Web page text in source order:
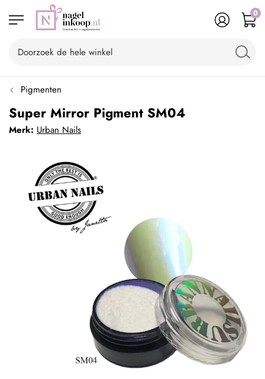
0
Pigmenten
Super Mirror Pigment SM04
Merk: Urban Nails